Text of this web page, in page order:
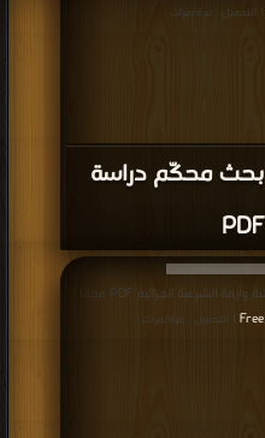
بحث محكّم دراسة
| التحميل : مرة/مرات
قراءة و تحميل كتاب كتاب الجريمة المعلوماتية وأزمة الشرعية الجزائية PDF مجانا |
| التحميل : مرة/مرات